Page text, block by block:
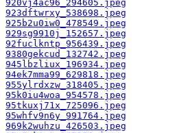
920vj4ac96_294605.jpeg
923dftwrxy_538698.jpeg
925b2u0iw0_478549.jpeg
929sg9910j_152657.jpeg
92fuclkntp_956439.jpeg
9380gekcud_132742.jpeg
945lbzliux_196934.jpeg
94ek7mma99_629818.jpeg
955ylrdxzw_318405.jpeg
95k0iu4woa_954578.jpeg
95tkuxj71x_725096.jpeg
95whfv9n6y_991764.jpeg
969k2wuhzu_426503.jpeg